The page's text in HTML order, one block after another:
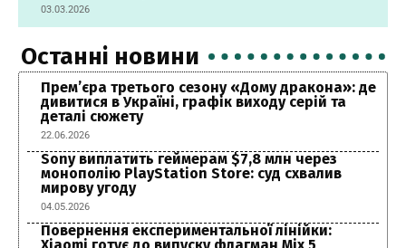
03.03.2026
Останні новини
Прем’єра третього сезону «Дому дракона»: де
дивитися в Україні, графік виходу серій та
деталі сюжету
22.06.2026
Sony виплатить геймерам $7,8 млн через
монополію PlayStation Store: суд схвалив
мирову угоду
04.05.2026
Повернення експериментальної лінійки: